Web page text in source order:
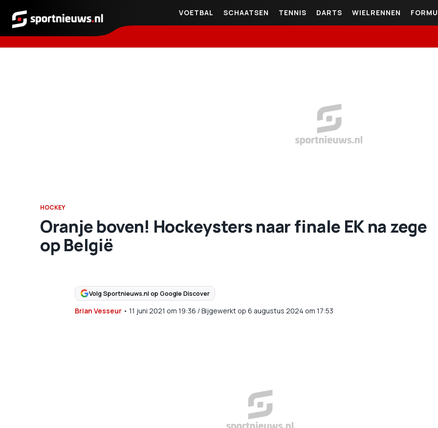
Sportnieuws.nl
VOETBAL SCHAATSEN TENNIS DARTS WIELRENNEN
HOCKEY
Oranje boven! Hockeysters naar finale EK na zege
op België
Volg Sportnieuws.nl op Google Discover
Brian Vesseur• 11 juni 2021 om 19:36 /Bijgewerkt op 6 augustus 2024 om 17:53